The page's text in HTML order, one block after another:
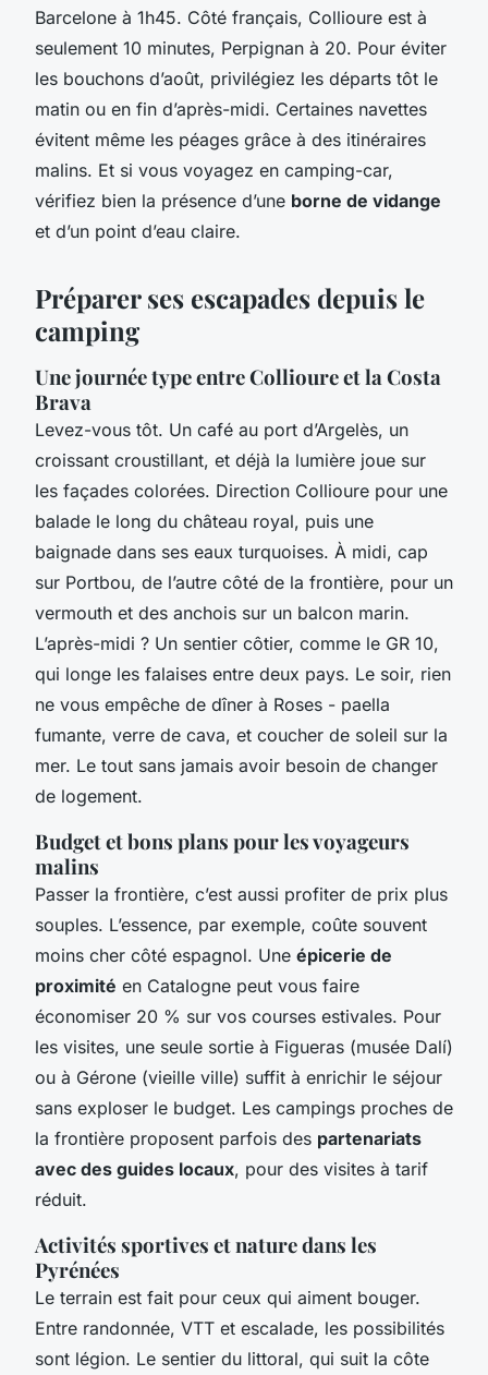
Barcelone à 1h45. Côté français, Collioure est à
seulement 10 minutes, Perpignan à 20. Pour éviter
les bouchons d’août, privilégiez les départs tôt le
matin ou en fin d’après-midi. Certaines navettes
évitent même les péages grâce à des itinéraires
malins. Et si vous voyagez en camping-car,
vérifiez bien la présence d’une borne de vidange
et d’un point d’eau claire.
Préparer ses escapades depuis le
camping
Une journée type entre Collioure et la Costa
Brava
Levez-vous tôt. Un café au port d’Argelès, un
croissant croustillant, et déjà la lumière joue sur
les façades colorées. Direction Collioure pour une
balade le long du château royal, puis une
baignade dans ses eaux turquoises. À midi, cap
sur Portbou, de l’autre côté de la frontière, pour un
vermouth et des anchois sur un balcon marin.
L’après-midi ? Un sentier côtier, comme le GR 10,
qui longe les falaises entre deux pays. Le soir, rien
ne vous empêche de dîner à Roses - paella
fumante, verre de cava, et coucher de soleil sur la
mer. Le tout sans jamais avoir besoin de changer
de logement.
Budget et bons plans pour les voyageurs
malins
Passer la frontière, c’est aussi profiter de prix plus
souples. L’essence, par exemple, coûte souvent
moins cher côté espagnol. Une épicerie de
proximité en Catalogne peut vous faire
économiser 20 % sur vos courses estivales. Pour
les visites, une seule sortie à Figueras (musée Dalí)
ou à Gérone (vieille ville) suffit à enrichir le séjour
sans exploser le budget. Les campings proches de
la frontière proposent parfois des partenariats
avec des guides locaux, pour des visites à tarif
réduit.
Activités sportives et nature dans les
Pyrénées
Le terrain est fait pour ceux qui aiment bouger.
Entre randonnée, VTT et escalade, les possibilités
sont légion. Le sentier du littoral, qui suit la côte